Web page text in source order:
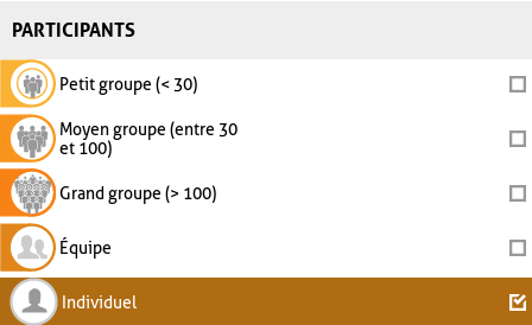
PARTICIPANTS
Petit groupe (< 30)
Moyen groupe (entre 30
et 100)
Grand groupe (> 100)
Équipe
Individuel